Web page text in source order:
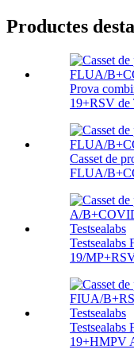
Productes
Prova
19+RSV de
Casset de
FLUA/
19/
19+HMPV